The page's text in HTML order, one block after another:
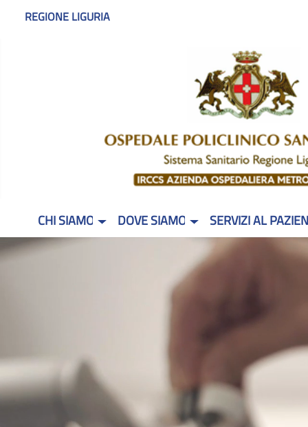
REGIONE LIGURIA
CHI SIAMO DOVE SIAMO SERVIZI AL